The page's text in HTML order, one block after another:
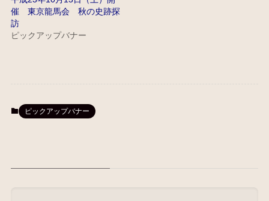
催 東京龍馬会 秋の史跡探
訪
ピックアップバナー
ピックアップバナー